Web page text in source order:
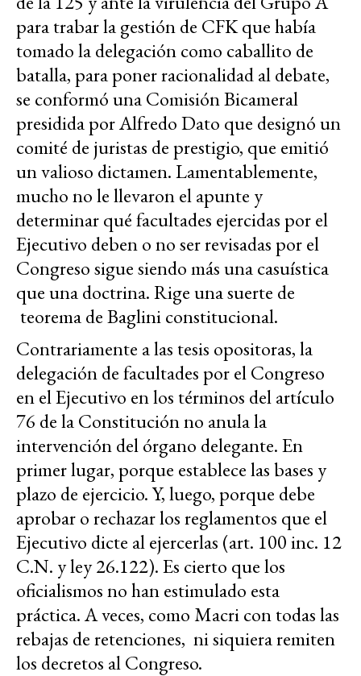
para trabar la gestión de CFK que había
tomado la delegación como caballito de
batalla, para poner racionalidad al debate,
se conformó una Comisión Bicameral
presidida por Alfredo Dato que designó un
comité de juristas de prestigio, que emitió
un valioso dictamen. Lamentablemente,
mucho no le llevaron el apunte y
determinar qué facultades ejercidas por el
Ejecutivo deben o no ser revisadas por el
Congreso sigue siendo más una casuística
que una doctrina. Rige una suerte de
teorema de Baglini constitucional.
Contrariamente a las tesis opositoras, la
delegación de facultades por el Congreso
en el Ejecutivo en los términos del artículo
76 de la Constitución no anula la
intervención del órgano delegante. En
primer lugar, porque establece las bases y
plazo de ejercicio. Y, luego, porque debe
aprobar o rechazar los reglamentos que el
Ejecutivo dicte al ejercerlas (art. 100 inc. 12
C.N. y ley 26.122). Es cierto que los
oficialismos no han estimulado esta
práctica. A veces, como Macri con todas las
rebajas de retenciones, ni siquiera remiten
los decretos al Congreso.